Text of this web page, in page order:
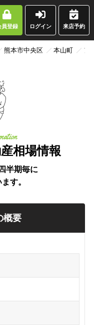
員登録 ログイン 来店予約
熊本市中央区 本山町 ア
相場情報
半期毎に
す。
概要